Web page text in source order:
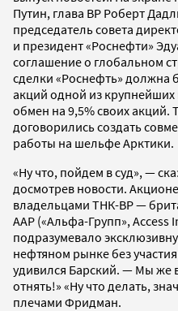
Путин, глава ВР Роберт
председатель совета
и президент «Роснефти»
соглашение о глобальном
сделки «Роснефть» должна
акций одной из
обмен на 9,5% своих акций.
договорились создать
работы на шельфе Арктики.
«Ну что, пойдем в суд», —
досмотрев новости.
владельцами ТНК-ВР —
ААР («Альфа-Групп», Access
подразумевало
нефтяном рынке без
удивился Барский. — Мы же
отнять!» «Ну что делать,
плечами Фридман.